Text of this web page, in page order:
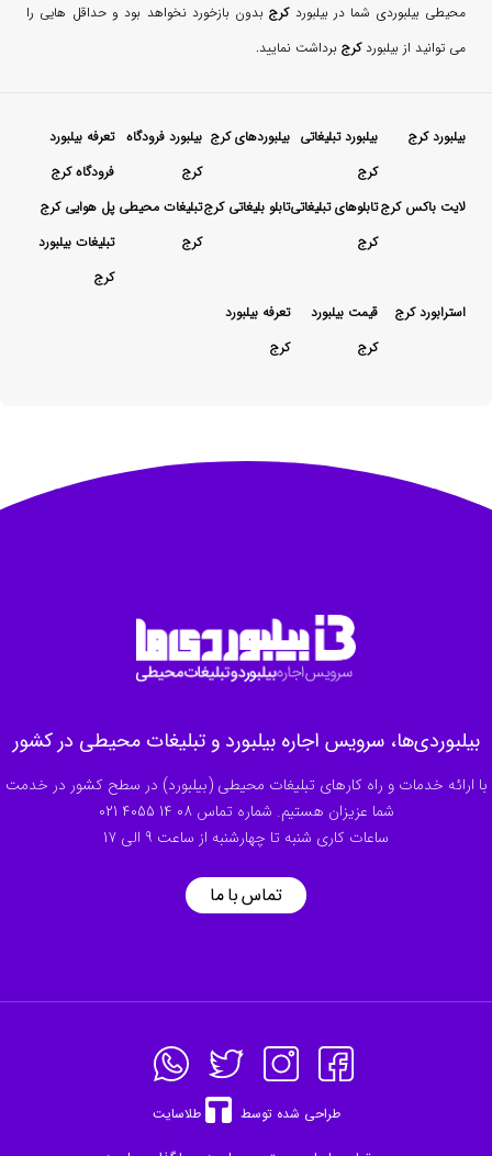
محیطی بیلبوردی شما در بیلبوردکرجبدون بازخورد نخواهد بود و حداقل هایی را
می توانید از بیلبوردکرج برداشت نمایید.
بیلبورد کرج
بیلبورد تبلیغاتی
کرج
بیلبوردهای کرج بیلبورد فرودگاه
کرج
تعرفه بیلبورد
فرودگاه کرج
لایت باکس کرجتابلوهای تبلیغاتی
کرج
تابلو بلیغاتی کرجتبلیغات محیطی
کرج
پل هوایی کرج
تبلیغات بیلبورد
کرج
استرابورد کرج
قیمت بیلبورد
کرج
تعرفه بیلبورد
کرج
بیلبوردی‌ها، سرویس اجاره بیلبورد و تبلیغات محیطی در کشور
با ارائه خدمات و راه کارهای تبلیغات محیطی (بیلبورد) در سطح کشور در خدمت
شما عزیزان هستیم. شماره تماس021 4055 14 08
ساعات کاری شنبه تا چهارشنبه از ساعت 9 الی 17
تماس با ما
طراحی شده توسط طلاسایت